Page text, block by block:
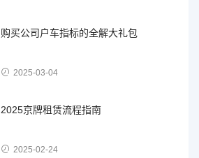
购买公司户车指标的全解大礼包
2025-03-04
2025京牌租赁流程指南
2025-02-24